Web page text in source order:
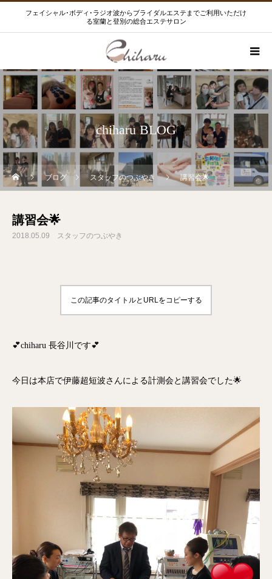
フェイシャル･ボディ･ラジオ波からブライダルエステまでご利用いただけ
る室蘭と登別の総合エステサロン
chiharu BLOG
ブログ スタッフのつぶやき 講習会🌟
講習会🌟
2018.05.09 スタッフのつぶやき
この記事のタイトルとURLをコピーする
💕chiharu 長谷川です💕
今日は本店で伊藤超短波さんによる計測会と講習会でした🌟